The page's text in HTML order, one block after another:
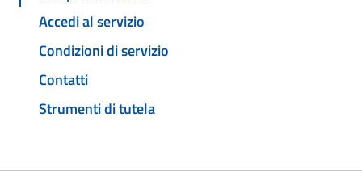
Accedi al servizio
Condizioni di servizio
Contatti
Strumenti di tutela